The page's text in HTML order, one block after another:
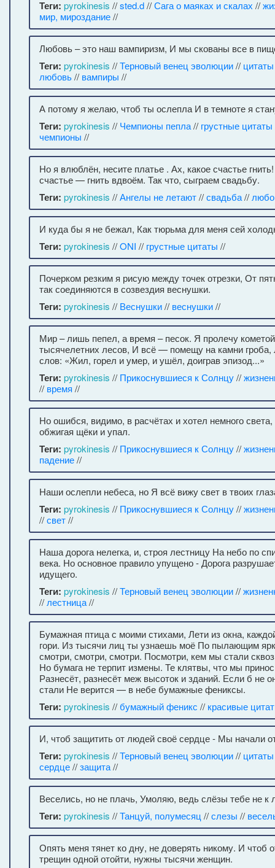
Теги: pyrokinesis //sted.d//Сага о маяках и скалах //
мир, мироздание//
Любовь – это наш вампиризм, И мы скованы все в
Теги: pyrokinesis //Терновый венец эволюции//
любовь// вампиры //
А потому я желаю, чтоб ты ослепла И в темноте я
Теги: pyrokinesis // Чемпионы пепла// грустные цитаты
чемпионы //
Но я влюблён, несите платье . Ах, какое счастье
счастье — гнить вдвоём. Так что, сыграем свадьбу.
Теги: pyrokinesis //Ангелы не летают//свадьба//
И куда бы я не бежал, Как тюрьма для меня сей
Теги: pyrokinesis //ONI // грустные цитаты //
Почерком резким я рисую между точек отрезки, От
так соединяются в созвездия веснушки.
Теги: pyrokinesis // Веснушки// веснушки//
Мир – лишь пепел, а время – песок. Я пролечу
тысячелетних лесов, И всё — помещу на камни гроба,
слов: «Жил, горел и умер, и ушёл, доиграв эпизод...»
Теги: pyrokinesis // Прикоснувшиеся к Солнцу//
// время //
Но ошибся, видимо, в расчётах и хотел немного
обжигая щёки и упал.
Теги: pyrokinesis // Прикоснувшиеся к Солнцу//
падение//
Наши ослепли небеса, но Я всё вижу свет в твоих
Теги: pyrokinesis // Прикоснувшиеся к Солнцу//
//свет//
Наша дорога нелегка, и, строя лестницу На небо по
века. Но основное правило упущено - Дорога
идущего.
Теги: pyrokinesis //Терновый венец эволюции//
// лестница//
Бумажная птица с моими стихами, Лети из окна,
гори. Из тысячи лиц ты узнаешь моё По пылающим
смотри, смотри, смотри. Посмотри, кем мы стали
Но бумага не терпит измены. Те клятвы, что мы
Разнесёт, разнесёт меж высоток и зданий. Если б не
стали Не верится — в небе бумажные фениксы.
Теги: pyrokinesis //бумажный феникс // красивые
И, чтоб защитить от людей своё сердце - Мы начали
Теги: pyrokinesis //Терновый венец эволюции//
сердце//защита//
Веселись, но не плачь, Умоляю, ведь слёзы тебе не к
Теги: pyrokinesis //Танцуй, полумесяц //слезы //
Опять меня тянет ко дну, не доверять никому. И чтоб
трещин одной отойти, нужны тысячи женщин.